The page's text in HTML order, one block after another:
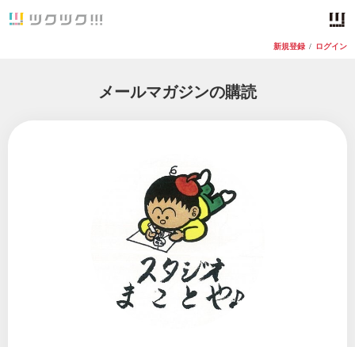
新規登録 / ログイン
メールマガジンの購読